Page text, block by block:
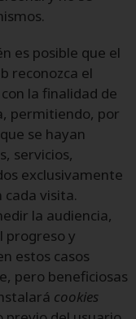
es posible que el
reconozca el
la finalidad de
permitiendo, por
se hayan
servicios,
exclusivamente
visita.
la audiencia,
progreso y
estos casos
pero beneficiosas
cookies